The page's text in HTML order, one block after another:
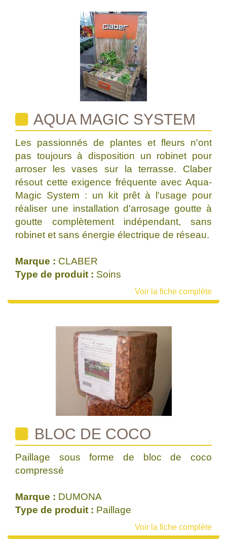
AQUA MAGIC SYSTEM
Les passionnés de plantes et fleurs n'ont
pas toujours à disposition un robinet pour
arroser les vases sur la terrasse. Claber
résout cette exigence fréquente avec Aqua-
Magic System : un kit prêt à l'usage pour
réaliser une installation d'arrosage goutte à
goutte complètement indépendant, sans
robinet et sans énergie électrique de réseau.
Marque : CLABER
Type de produit : Soins
Voir la fiche complète
BLOC DE COCO
Paillage sous forme de bloc de coco
compressé
Marque : DUMONA
Type de produit : Paillage
Voir la fiche complète